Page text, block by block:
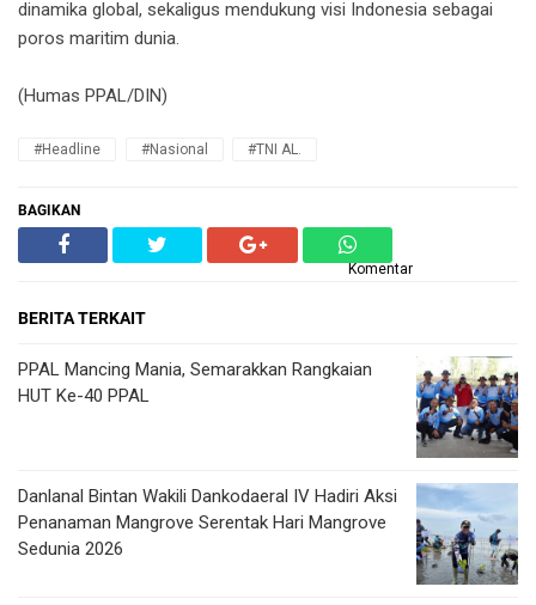
dinamika global, sekaligus mendukung visi Indonesia sebagai
poros maritim dunia.
(Humas PPAL/DIN)
#Headline #Nasional #TNI AL.
BAGIKAN
Komentar
BERITA TERKAIT
PPAL Mancing Mania, Semarakkan Rangkaian
HUT Ke-40 PPAL
Danlanal Bintan Wakili Dankodaeral IV Hadiri Aksi
Penanaman Mangrove Serentak Hari Mangrove
Sedunia 2026